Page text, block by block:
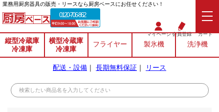
業務⽤厨房器具の販売・リースなら厨房ベースにお任せください！
0120-706-862
マイページ会員登録 カート
縦型冷蔵庫
冷凍庫
横型冷蔵庫
冷凍庫
フライヤー 製氷機 洗浄機
配送・設備 ｜ 長期無料保証 ｜ リース